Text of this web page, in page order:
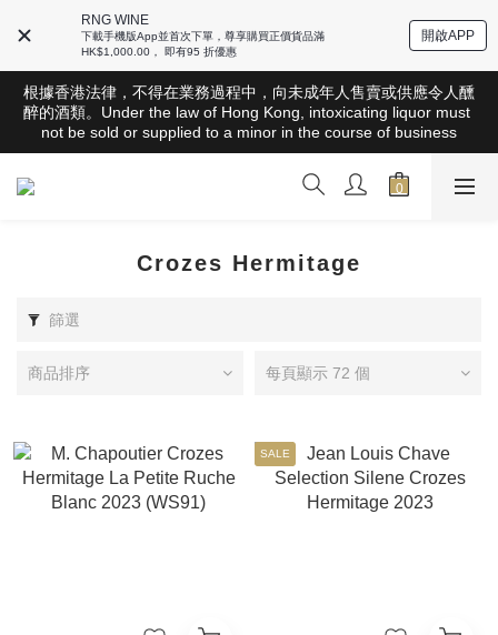
RNG WINE
下載手機版App並首次下單，尊享購買正價貨品滿
HK$1,000.00， 即有95 折優惠
開啟APP
根據香港法律，不得在業務過程中，向未成年人售賣或供應令人醺
醉的酒類。Under the law of Hong Kong, intoxicating liquor must
not be sold or supplied to a minor in the course of business
根據香港法律，不得在業務過程中，向未成年人售賣或供應令人醺
醉的酒類。Under the law of Hong Kong, intoxicating liquor must
not be sold or supplied to a minor in the course of business
全店滿HK$1000 免運費（香港）； HK$2500 免運費（澳門）；
SGD800 免運費（新加坡）；TWD20,000免運費（台灣）；
根據香港法律，不得在業務過程中，向未成年人售賣或供應令人醺
醉的酒類。Under the law of Hong Kong, intoxicating liquor must
Crozes Hermitage
篩選
商品排序 每頁顯示 72 個
SALE